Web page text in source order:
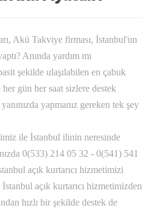
Akü Takviye firması, İstanbul'un
Anında yardım mı
şekilde ulaşılabilen en çabuk
gün her saat sizlere destek
yanınızda yapmanız gereken tek şey
ile İstanbul ilinin neresinde
0(533) 214 05 32 - 0(541) 541
açık kurtarıcı hizmetimizi
açık kurtarıcı hizmetimizden
hızlı bir şekilde destek de